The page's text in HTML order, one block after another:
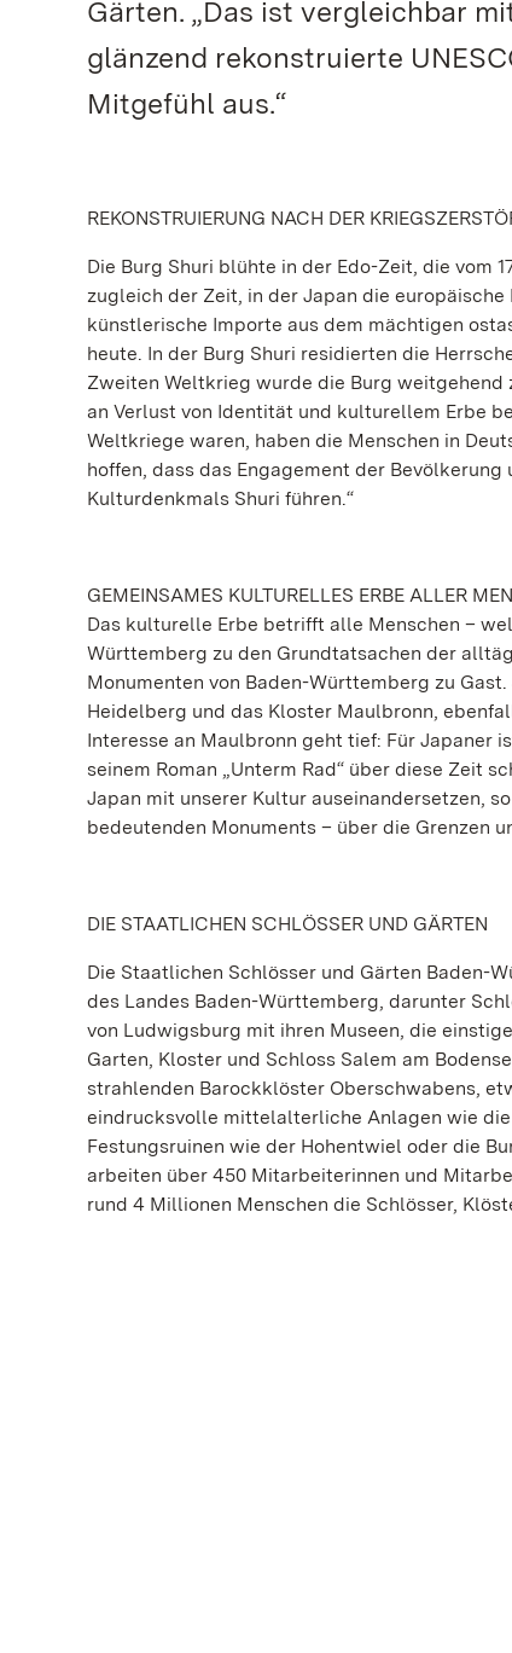
Gärten. „Das ist vergleichbar
glänzend rekonstruierte
Mitgefühl aus.“
REKONSTRUIERUNG NACH DER
Die Burg Shuri blühte in der Edo-Zeit, die vom
zugleich der Zeit, in der Japan die
künstlerische Importe aus dem mächtigen
heute. In der Burg Shuri residierten die
Zweiten Weltkrieg wurde die Burg weitgehend
an Verlust von Identität und kulturellem Erbe
Weltkriege waren, haben die Menschen in
hoffen, dass das Engagement der
Kulturdenkmals Shuri führen.“
GEMEINSAMES KULTURELLES ERBE ALLER
Das kulturelle Erbe betrifft alle Menschen –
Württemberg zu den Grundtatsachen der
Monumenten von Baden-Württemberg zu
Heidelberg und das Kloster Maulbronn,
Interesse an Maulbronn geht tief: Für Japaner
seinem Roman „Unterm Rad“ über diese Zeit
Japan mit unserer Kultur auseinandersetzen,
bedeutenden Monuments – über die Grenzen
DIE STAATLICHEN SCHLÖSSER UND GÄRTEN
Die Staatlichen Schlösser und Gärten Baden-
des Landes Baden-Württemberg, darunter
von Ludwigsburg mit ihren Museen, die
Garten, Kloster und Schloss Salem am
strahlenden Barockklöster Oberschwabens,
eindrucksvolle mittelalterliche Anlagen wie
Festungsruinen wie der Hohentwiel oder die
arbeiten über 450 Mitarbeiterinnen und
rund 4 Millionen Menschen die Schlösser,